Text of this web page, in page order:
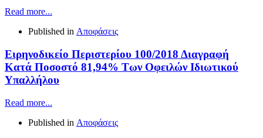
Read more...
Published in Αποφάσεις
Ειρηνοδικείο Περιστερίου 100/2018 Διαγραφή
Κατά Ποσοστό 81,94% Των Οφειλών Ιδιωτικού
Υπαλλήλου
Read more...
Published in Αποφάσεις